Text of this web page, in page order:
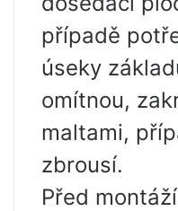
případě
úseky
omítnou,
maltami,
zbrousí.
Před montáží